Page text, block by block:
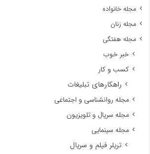
مجله خانواده
مجله زنان
مجله هفتگی
خبر خوب
کسب و کار
راهکارهای تبلیغات
مجله روانشناسی و اجتماعی
مجله سریال و تلویزیون
مجله سینمایی
تریلر فیلم و سریال